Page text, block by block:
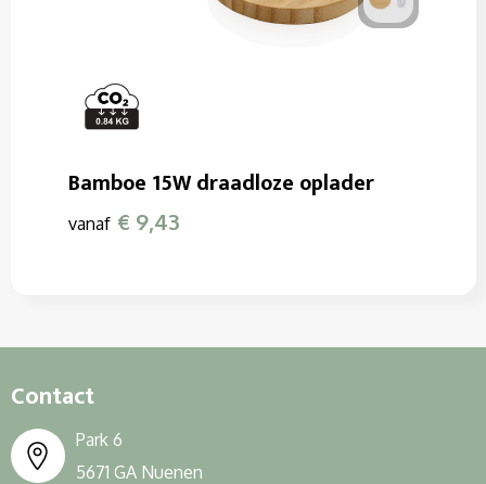
Bamboe 15W draadloze oplader
vanaf € 9,43
Contact
Park 6
5671 GA Nuenen